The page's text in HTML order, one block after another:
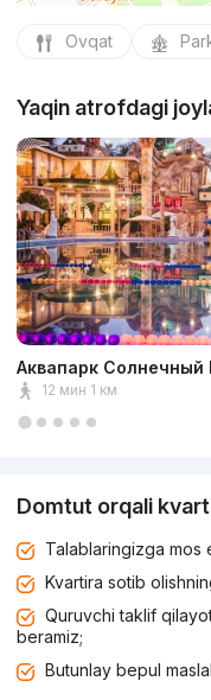
Ovqat
Yaqin atrofdagi
Аквапарк Солнечный
12 мин 1 км
Domtut orqali
Talablaringizga mos
Kvartira sotib
Quruvchi taklif
beramiz;
Butunlay bepul